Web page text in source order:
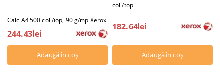
Calc A4 500 coli/top, 90 g/mp Xerox
244.43lei
coli/top
182.64lei